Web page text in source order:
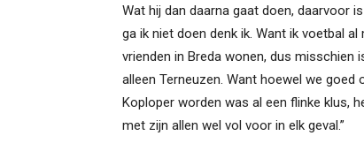
Wat hij dan daarna gaat doen, daarvoor
ga ik niet doen denk ik. Want ik voetbal
vrienden in Breda wonen, dus misschien
alleen Terneuzen. Want hoewel we
Koploper worden was al een flinke klus,
met zijn allen wel vol voor in elk geval.”